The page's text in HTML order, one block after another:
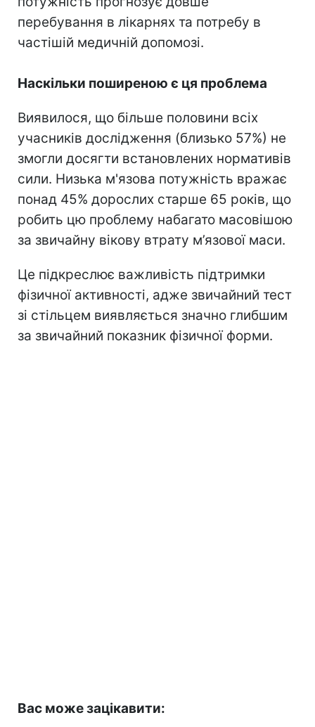
перебування в лікарнях та потребу в
частішій медичній допомозі.
Наскільки поширеною є ця проблема
Виявилося, що більше половини всіх
учасників дослідження (близько 57%) не
змогли досягти встановлених нормативів
сили. Низька м'язова потужність вражає
понад 45% дорослих старше 65 років, що
робить цю проблему набагато масовішою
за звичайну вікову втрату м’язової маси.
Це підкреслює важливість підтримки
фізичної активності, адже звичайний тест
зі стільцем виявляється значно глибшим
за звичайний показник фізичної форми.
Вас може зацікавити: